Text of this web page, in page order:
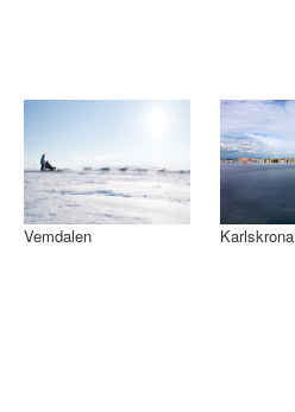
Vemdalen Karlskrona